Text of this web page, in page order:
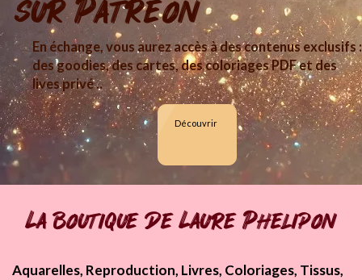
sur Patreon
En échange, vous aurez accès à des contenus exclusifs :
des goodies, des cartes, des coloriages PDF et des
lives privé ..
Découvrir
La boutique de Laure Phelipon
Aquarelles, Reproduction, Livres, Coloriages, Tissus,